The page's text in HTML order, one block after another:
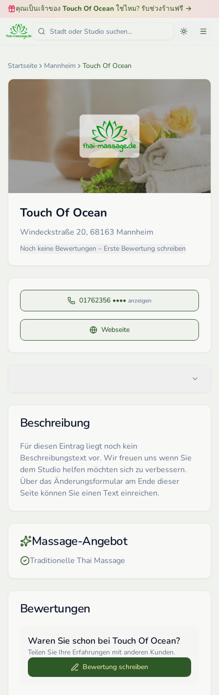
คุณเป็นเจ้าของ Touch Of Ocean ใช่ไหม? รับช่วงร้านฟรี →
Startseite Mannheim Touch Of Ocean
Touch Of Ocean
Windeckstraße 20, 68163 Mannheim
Noch keine Bewertungen – Erste Bewertung schreiben
01762356 •••• anzeigen
Webseite
Beschreibung
Für diesen Eintrag liegt noch kein
Beschreibungstext vor. Wir freuen uns wenn Sie
dem Studio helfen möchten sich zu verbessern.
Über das Änderungsformular am Ende dieser
Seite können Sie einen Text einreichen.
Massage-Angebot
Traditionelle Thai Massage
Bewertungen
Waren Sie schon bei Touch Of Ocean?
Teilen Sie Ihre Erfahrungen mit anderen Kunden.
Bewertung schreiben